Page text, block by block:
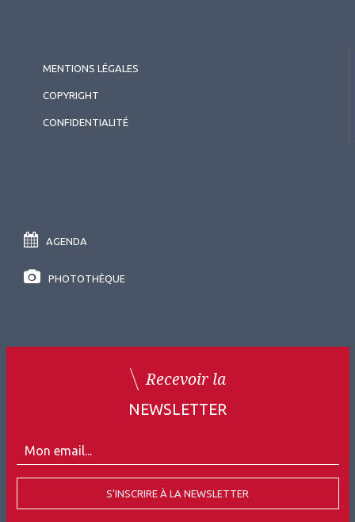
MENTIONS LÉGALES
COPYRIGHT
CONFIDENTIALITÉ
AGENDA
PHOTOTHÈQUE
Recevoir la
NEWSLETTER
S'INSCRIRE À LA NEWSLETTER